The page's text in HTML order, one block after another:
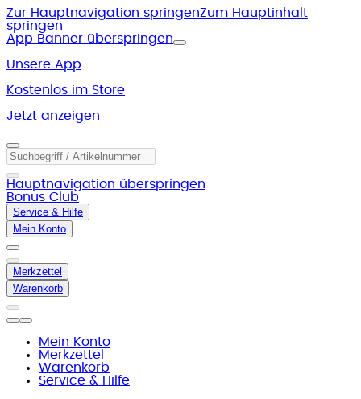
Zur Hauptnavigation springenZum Hauptinhalt
springen
App Banner überspringen
Unsere App
Kostenlos im Store
Jetzt anzeigen
Hauptnavigation überspringen
Bonus Club
Service & Hilfe
Mein Konto
Merkzettel
Warenkorb
Mein Konto
Merkzettel
Warenkorb
Service & Hilfe